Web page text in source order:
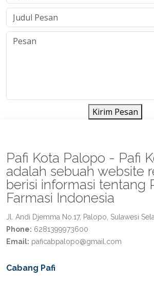
Kirim Pesan
Pafi Kota Palopo - Pafi
adalah sebuah website
berisi informasi tentang
Farmasi Indonesia
Jl. Andi Djemma No.17, Palopo, Sulawesi
Phone: 6281399973600
Email: paficabpalopo@gmail.com
Cabang Pafi